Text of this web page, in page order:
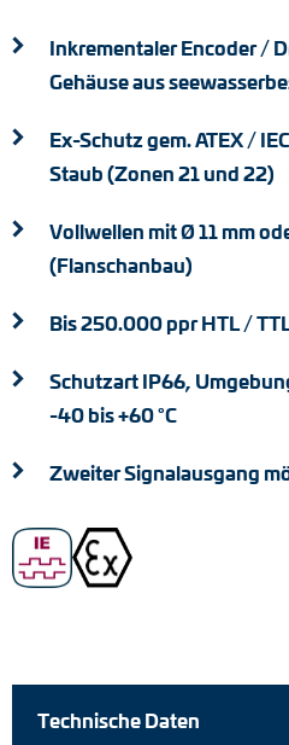
Inkrementaler Encoder /
Gehäuse aus
Ex-Schutz gem. ATEX /
Staub (Zonen 21 und 22)
Vollwellen mit Ø 11 mm
(Flanschanbau)
Bis 250.000 ppr HTL /
Schutzart IP66,
-40 bis +60 °C
Zweiter Signalausgang
Technische Daten